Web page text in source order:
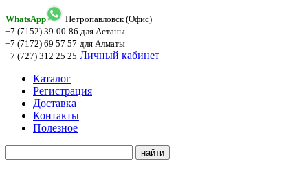
WhatsApp
Петропавловск (Офис)
+7 (7152) 39-00-86 для Астаны
+7 (7172) 69 57 57 для Алматы
+7 (727) 312 25 25 Личный кабинет
Каталог
Регистрация
Доставка
Контакты
Полезное